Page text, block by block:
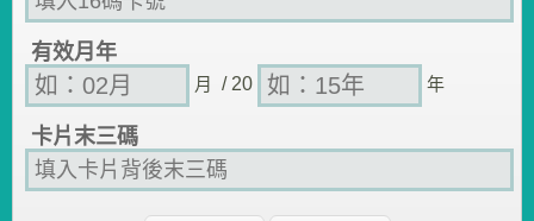
有效月年
月 / 20 年
卡片末三碼